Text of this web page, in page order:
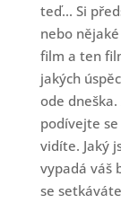
teď... Si
nebo
film a ten
jakých
ode
podívejte
vidíte. Jaký
vypadá váš
se